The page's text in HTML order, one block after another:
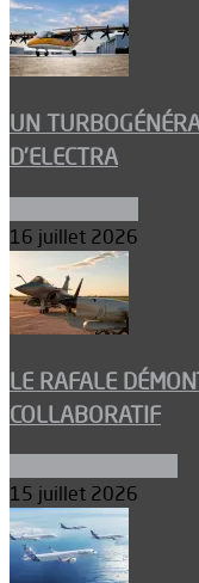
UN
D’ELECTRA
16 juillet 2026
LE RAFALE
COLLABORATIF
15 juillet 2026